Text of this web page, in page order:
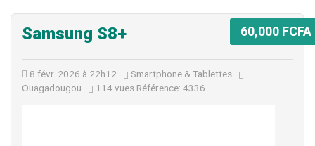
Samsung S8+
8 févr. 2026 à 22h12
Smartphone & Tablettes
Ouagadougou
114 vues Référence: 4336
60,000 FCFA